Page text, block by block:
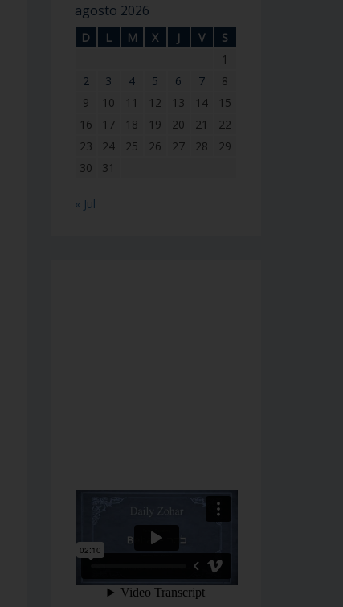
agosto 2026
D L M X J V
S
1
2
3 4 5 6 7
8
9
10 11 12 13 14
15
16
17 18 19 20 21
22
23
24 25 26 27 28
29
30
31
« Jul